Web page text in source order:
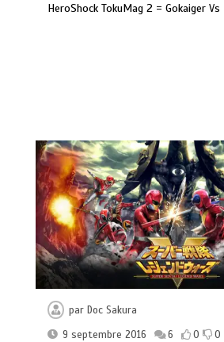
HeroShock TokuMag 2 = Gokaiger
par Doc Sakura
9 septembre 2016
6 0 0